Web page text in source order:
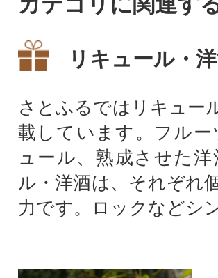
リキュール・
さとふるではリキュー
載しています。フル
ュール、熟成させた
ル・洋酒は、それぞれ
力です。ロックなどシ